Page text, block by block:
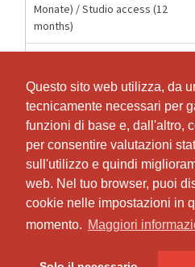
Questo sito web utilizza, da
tecnicamente necessari per
funzioni di base e, dall'altro,
per consentire valutazioni
sull'utilizzo e quindi
web. Nel tuo browser, puoi
cookie nelle impostazioni in
momento. Maggiori
Questo sito web utilizza, da
tecnicamente necessari per
funzioni di base e, dall'altro,
per consentire valutazioni
sull'utilizzo e quindi
web. Nel tuo browser, puoi
cookie nelle impostazioni in
momento. Maggiori
Monate) / Studio access (12
months)
Mitgliederzugang 24/7 Aerial
Hoop
Mitgliederzugang 24/7
Mitgliederzugang 24/7 Jahr